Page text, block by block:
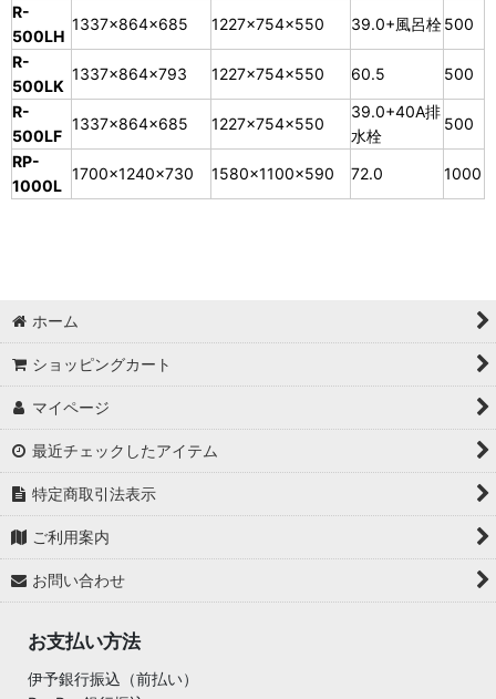
R-
500LH
1337×864×685 1227×754×550 39.0+風呂栓500
R-
500LK
1337×864×793 1227×754×550 60.5
500
R-
500LF
1337×864×685 1227×754×550
39.0+40A排
水栓
500
RP-
1000L
1700×1240×730 1580×1100×590 72.0 1000
ホーム
ショッピングカート
マイページ
最近チェックしたアイテム
特定商取引法表示
ご利用案内
お問い合わせ
お支払い方法
伊予銀行振込（前払い）